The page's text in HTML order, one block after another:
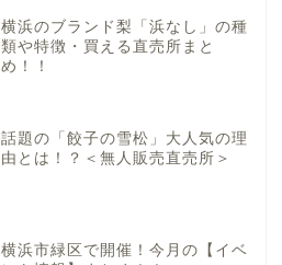
横浜のブランド梨「浜なし」の種
類や特徴・買える直売所まと
め！！
話題の「餃子の雪松」大人気の理
由とは！？＜無人販売直売所＞
横浜市緑区で開催！今月の【イベ